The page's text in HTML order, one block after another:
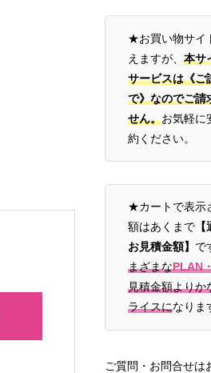
★お買い物サイ
えますが、 本サ
サービスは《ご
で》なのでご請
せん。お気軽に
約ください。
★カートで表示
額はあくまで
お見積金額】 で
まざまなPLAN
見積金額よりか
ライスになりま
ご質問・お問合せは